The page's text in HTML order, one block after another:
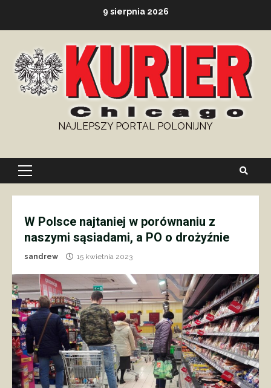
9 sierpnia 2026
NAJLEPSZY PORTAL POLONIJNY
Primary
W Polsce najtaniej w porównaniu z
naszymi sąsiadami, a PO o drożyźnie
sandrew 15 kwietnia 2023